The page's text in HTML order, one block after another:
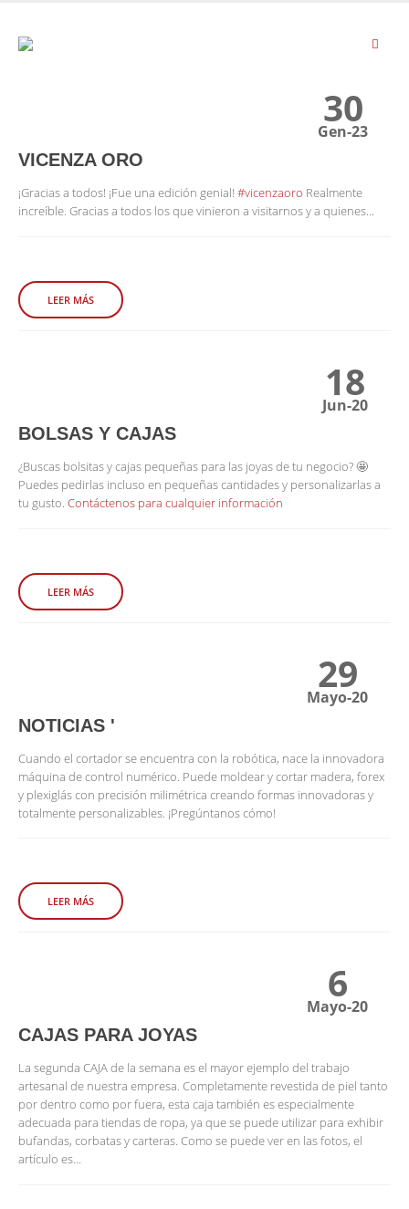
30
Gen-23
VICENZA ORO
¡Gracias a todos! ¡Fue una edición genial! #vicenzaoro Realmente
increíble. Gracias a todos los que vinieron a visitarnos y a quienes...
LEER MÁS
18
Jun-20
BOLSAS Y CAJAS
¿Buscas bolsitas y cajas pequeñas para las joyas de tu negocio? 🤩
Puedes pedirlas incluso en pequeñas cantidades y personalizarlas a
tu gusto. Contáctenos para cualquier información
LEER MÁS
29
Mayo-20
NOTICIAS '
Cuando el cortador se encuentra con la robótica, nace la innovadora
máquina de control numérico. Puede moldear y cortar madera, forex
y plexiglás con precisión milimétrica creando formas innovadoras y
totalmente personalizables. ¡Pregúntanos cómo!
LEER MÁS
6
Mayo-20
CAJAS PARA JOYAS
La segunda CAJA de la semana es el mayor ejemplo del trabajo
artesanal de nuestra empresa. Completamente revestida de piel tanto
por dentro como por fuera, esta caja también es especialmente
adecuada para tiendas de ropa, ya que se puede utilizar para exhibir
bufandas, corbatas y carteras. Como se puede ver en las fotos, el
artículo es...